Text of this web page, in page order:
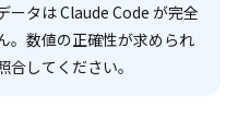
ータは Claude Code が完全
。数値の正確性が求められ
してください。